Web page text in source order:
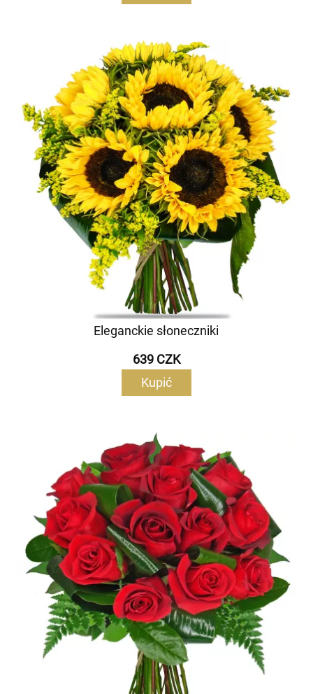
Eleganckie słoneczniki
639 CZK
Kupić